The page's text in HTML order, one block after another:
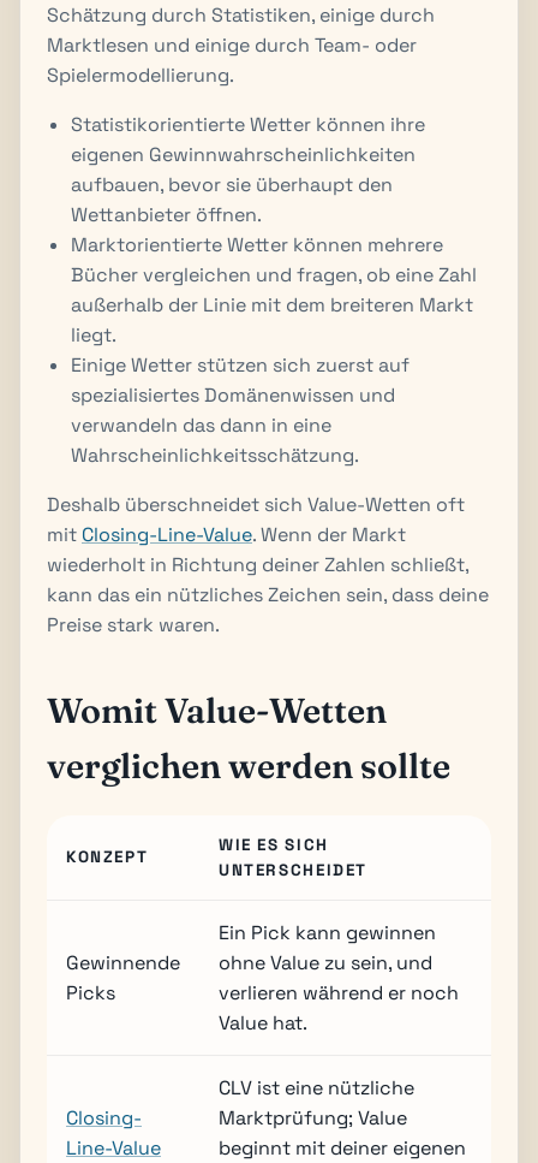
Schätzung durch Statistiken, einige durch
Marktlesen und einige durch Team- oder
Spielermodellierung.
Statistikorientierte Wetter können ihre
eigenen Gewinnwahrscheinlichkeiten
aufbauen, bevor sie überhaupt den
Wettanbieter öffnen.
Marktorientierte Wetter können mehrere
Bücher vergleichen und fragen, ob eine Zahl
außerhalb der Linie mit dem breiteren Markt
liegt.
Einige Wetter stützen sich zuerst auf
spezialisiertes Domänenwissen und
verwandeln das dann in eine
Wahrscheinlichkeitsschätzung.
Deshalb überschneidet sich Value-Wetten oft
mit Closing-Line-Value. Wenn der Markt
wiederholt in Richtung deiner Zahlen schließt,
kann das ein nützliches Zeichen sein, dass deine
Preise stark waren.
Womit Value-Wetten
verglichen werden sollte
KONZEPT
WIE ES SICH
UNTERSCHEIDET
Gewinnende
Picks
Ein Pick kann gewinnen
ohne Value zu sein, und
verlieren während er noch
Value hat.
Closing-
Line-Value
CLV ist eine nützliche
Marktprüfung; Value
beginnt mit deiner eigenen